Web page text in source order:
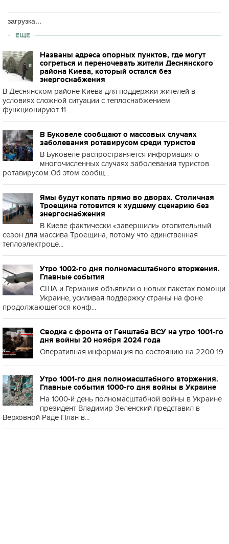
загрузка...
ЕЩЕ
Названы адреса опорных пунктов, где могут
согреться и переночевать жители Деснянского
района Киева, который остался без
энергоснабжения
В Деснянском районе Киева для поддержки жителей в
условиях сложной ситуации с теплоснабжением
функционируют 11...
В Буковеле сообщают о массовых случаях
заболевания ротавирусом среди туристов
В Буковеле распространяется информация о
многочисленных случаях заболевания туристов
ротавирусом Об этом сообщ...
Ямы будут копать прямо во дворах. Столичная
Троещина готовится к худшему сценарию без
энергоснабжения
В Киеве фактически «завершили» отопительный
сезон для массива Троещина, потому что единственная
теплоэлектроце...
Утро 1002-го дня полномасштабного вторжения.
Главные события
США и Германия объявили о новых пакетах помощи
Украине, усиливая поддержку страны на фоне
продолжающегося конф...
Сводка с фронта от Генштаба ВСУ на утро 1001-го
дня войны 20 ноября 2024 года
Оперативная информация по состоянию на 2200 19
Утро 1001-го дня полномасштабного вторжения.
Главные события 1000-го дня войны в Украине
На 1000-й день полномасштабной войны в Украине
президент Владимир Зеленский представил в
Верховной Раде План в...